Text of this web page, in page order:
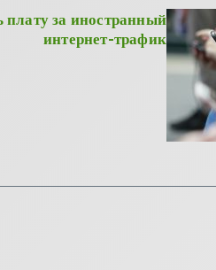
за иностранный
интернет-трафик